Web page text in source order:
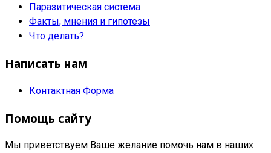
Паразитическая система
Факты, мнения и гипотезы
Что делать?
Написать нам
Контактная Форма
Помощь сайту
Мы приветствуем Ваше желание помочь нам в наших